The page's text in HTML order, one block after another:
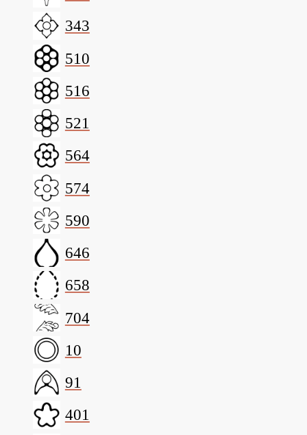
343
510
516
521
564
574
590
646
658
704
10
91
401